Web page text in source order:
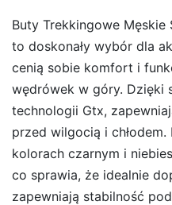
Buty Trekkingowe Męskie
to doskonały wybór dla
cenią sobie komfort i
wędrówek w góry. Dzięki
technologii Gtx,
przed wilgocią i
kolorach czarnym i
co sprawia, że idealnie
zapewniają stabilność